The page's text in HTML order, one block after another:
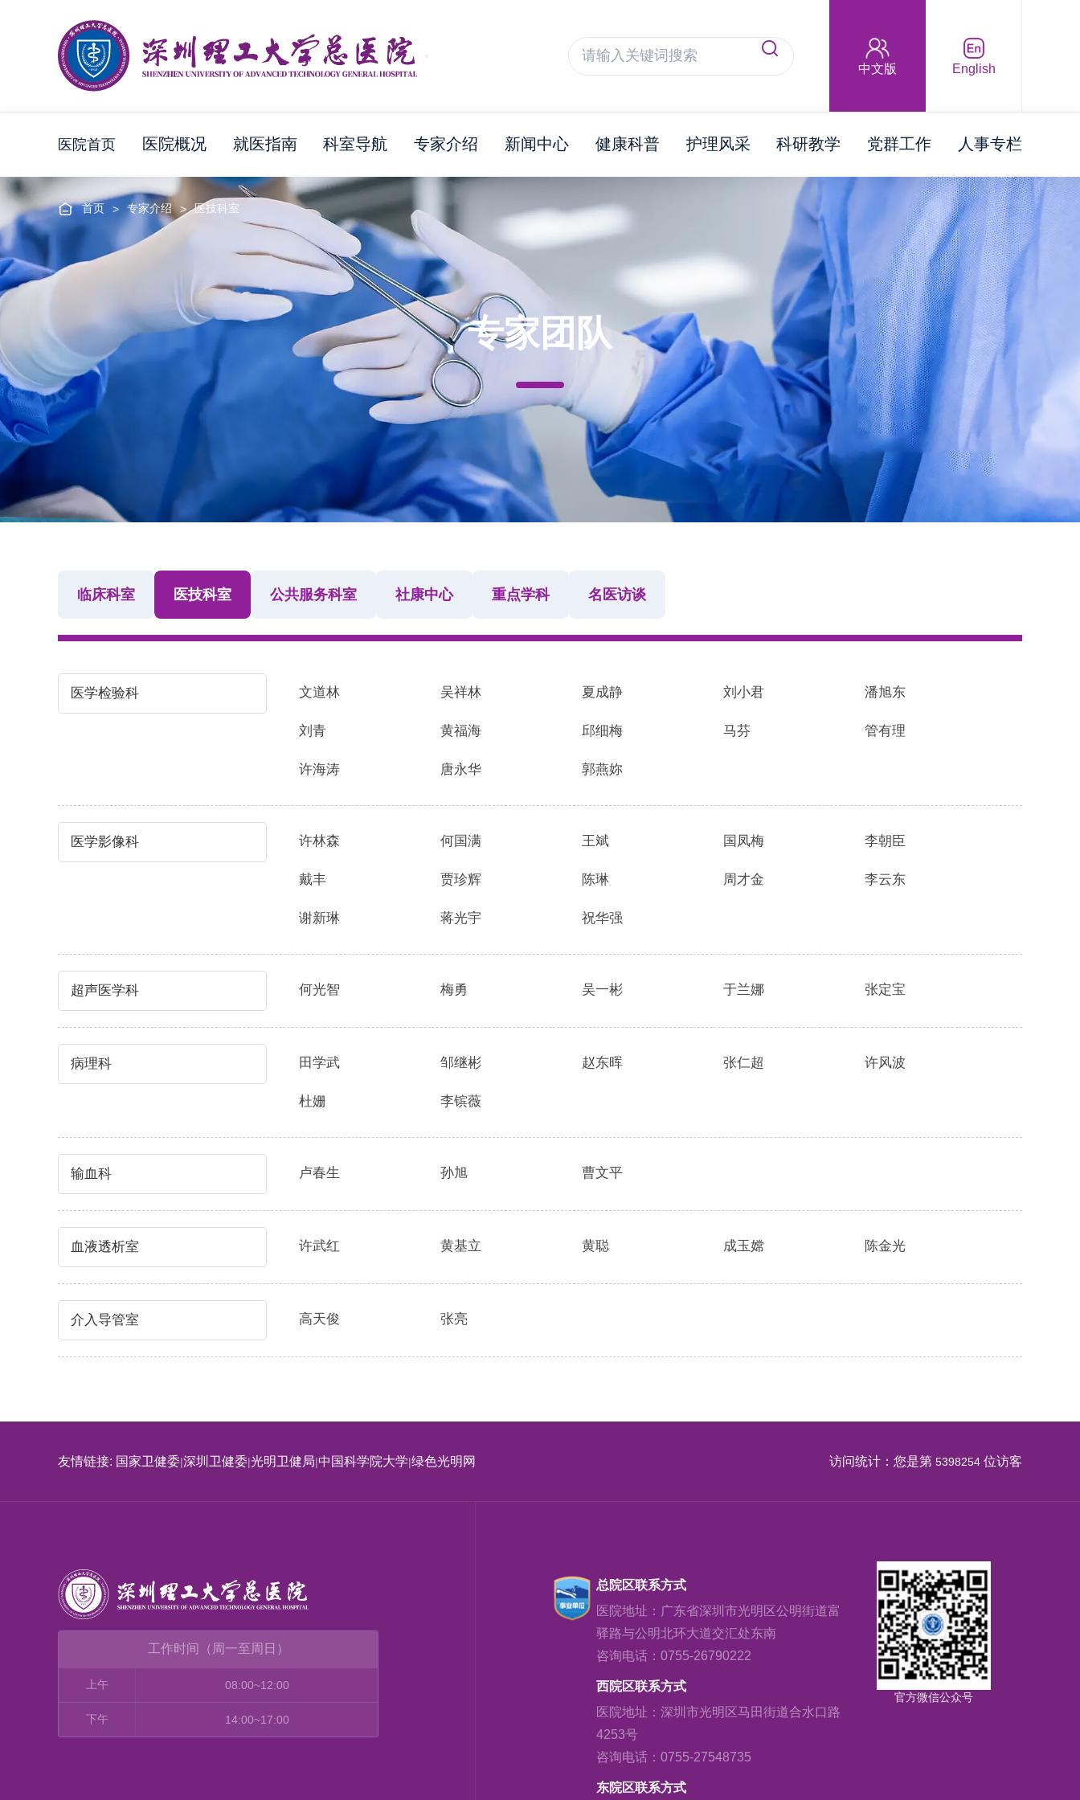
中文版 English
医院首页 医院概况 就医指南 科室导航 专家介绍 新闻中心 健康科普 护理风采 科研教学 党群工作 人事专栏
首页 > 专家介绍 > 医技科室
专家团队
临床科室 医技科室 公共服务科室 社康中心 重点学科 名医访谈
医学检验科 文道林 吴祥林 夏成静 刘小君 潘旭东
刘青 黄福海 邱细梅 马芬 管有理
许海涛 唐永华 郭燕妳
医学影像科 许林森 何国满 王斌 国凤梅 李朝臣
戴丰 贾珍辉 陈琳 周才金 李云东
谢新琳 蒋光宇 祝华强
超声医学科 何光智 梅勇 吴一彬 于兰娜 张定宝
病理科 田学武 邹继彬 赵东晖 张仁超 许风波
杜姗 李镔薇
输血科 卢春生 孙旭 曹文平
血液透析室 许武红 黄基立 黄聪 成玉嫦 陈金光
介入导管室 高天俊 张亮
友情链接: 国家卫健委|深圳卫健委|光明卫健局|中国科学院大学|绿色光明网 访问统计：您是第 5398254 位访客
工作时间（周一至周日）
上午 08:00~12:00
下午 14:00~17:00
总院区联系方式
医院地址：广东省深圳市光明区公明街道富
驿路与公明北环大道交汇处东南
咨询电话：0755-26790222
西院区联系方式
医院地址：深圳市光明区马田街道合水口路
4253号
咨询电话：0755-27548735
东院区联系方式
官方微信公众号